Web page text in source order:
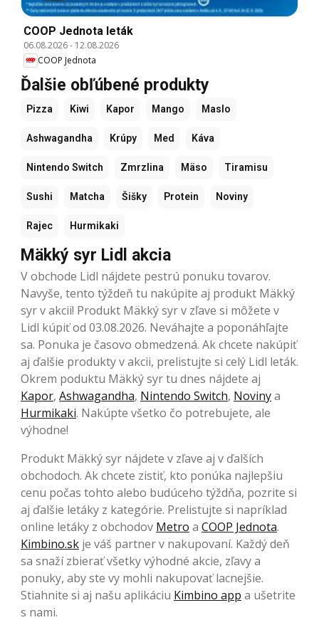
COOP Jednota leták
06.08.2026- 12.08.2026
COOP Jednota
Ďalšie obľúbené produkty
Pizza Kiwi Kapor Mango Maslo
Ashwagandha Krúpy Med Káva
Nintendo Switch Zmrzlina Mäso Tiramisu
Sushi Matcha Šišky Protein Noviny
Rajec Hurmikaki
Mäkký syr Lidl akcia
V obchode Lidl nájdete pestrú ponuku tovarov.
Navyše, tento týždeň tu nakúpite aj produkt Mäkký
syr v akcii! Produkt Mäkký syr v zľave si môžete v
Lidl kúpiť od 03.08.2026. Neváhajte a poponáhľajte
sa. Ponuka je časovo obmedzená. Ak chcete nakúpiť
aj ďalšie produkty v akcii, prelistujte si celý Lidl leták.
Okrem poduktu Mäkký syr tu dnes nájdete aj
Kapor, Ashwagandha, Nintendo Switch, Novinya
Hurmikaki. Nakúpte všetko čo potrebujete, ale
výhodne!
Produkt Mäkký syr nájdete v zľave aj v ďalších
obchodoch. Ak chcete zistiť, kto ponúka najlepšiu
cenu počas tohto alebo budúceho týždňa, pozrite si
aj ďalšie letáky z kategórie. Prelistujte si napríklad
online letáky z obchodov Metro a COOP Jednota.
Kimbino.sk je váš partner v nakupovaní. Každý deň
sa snaží zbierať všetky výhodné akcie, zľavy a
ponuky, aby ste vy mohli nakupovať lacnejšie.
Stiahnite si aj našu aplikáciu Kimbino app a ušetrite
s nami.